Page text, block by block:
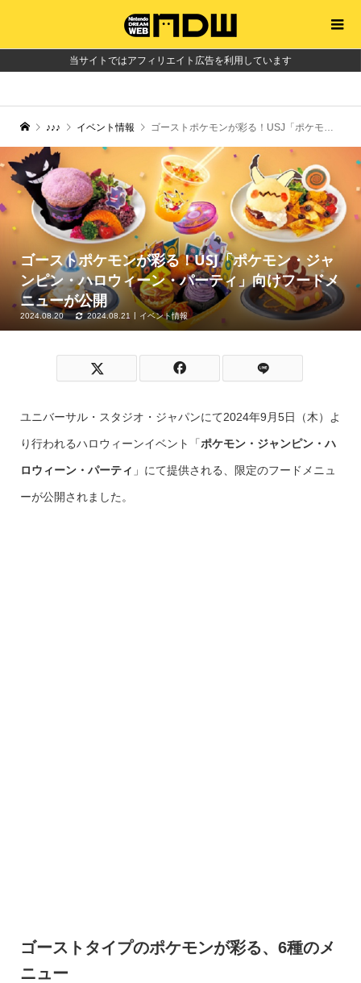
当サイトではアフィリエイト広告を利用しています
♪♪♪ イベント情報 ゴーストポケモンが彩る！USJ「ポケモン・ジャンピン・ハロウィーン・パーティ」向けフードメニューが公開
ゴーストポケモンが彩る！USJ「ポケモン・ジャ
ンピン・ハロウィーン・パーティ」向けフードメ
ニューが公開
2024.08.20 2024.08.21 イベント情報
ユニバーサル・スタジオ・ジャパンにて2024年9月5日（木）よ
り行われるハロウィーンイベント「ポケモン・ジャンピン・ハ
ロウィーン・パーティ 」にて提供される、限定のフードメニュ
ーが公開されました。
ゴーストタイプのポケモンが彩る、6種のメ
ニュー